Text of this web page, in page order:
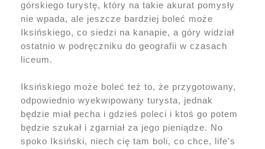
górskiego turystę, który na takie akurat pomysły
nie wpada, ale jeszcze bardziej boleć może
Iksińskiego, co siedzi na kanapie, a góry widział
ostatnio w podręczniku do geografii w czasach
liceum.
Iksińskiego może boleć też to, że przygotowany,
odpowiednio wyekwipowany turysta, jednak
będzie miał pecha i gdzieś poleci i ktoś go potem
będzie szukał i zgarniał za jego pieniądze. No
spoko Iksiński, niech cię tam boli, co chce, life's